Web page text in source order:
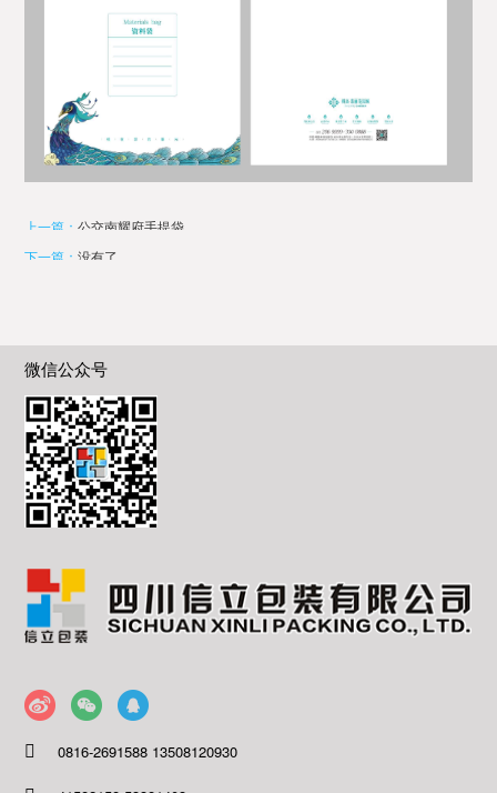
上一篇：公交南耀府手提袋
下一篇：没有了
微信公众号
0816-2691588 13508120930